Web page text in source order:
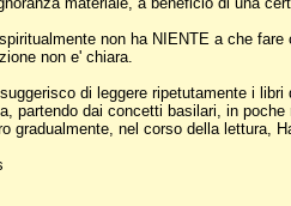
non ha NIENTE a che
non e' chiara.
di leggere ripetutamente i
partendo dai concetti basilari, in poche
gradualmente, nel corso della lettura,